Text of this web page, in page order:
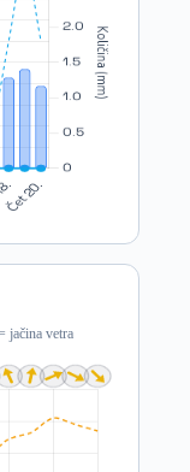
jačina vetra